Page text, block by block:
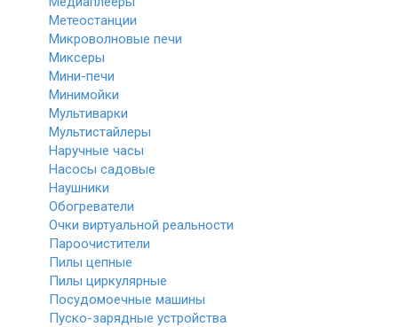
Метеостанции
Микроволновые печи
Миксеры
Мини-печи
Минимойки
Мультиварки
Мультистайлеры
Наручные часы
Насосы садовые
Наушники
Обогреватели
Очки виртуальной реальности
Пароочистители
Пилы цепные
Пилы циркулярные
Посудомоечные машины
Пуско-зарядные устройства